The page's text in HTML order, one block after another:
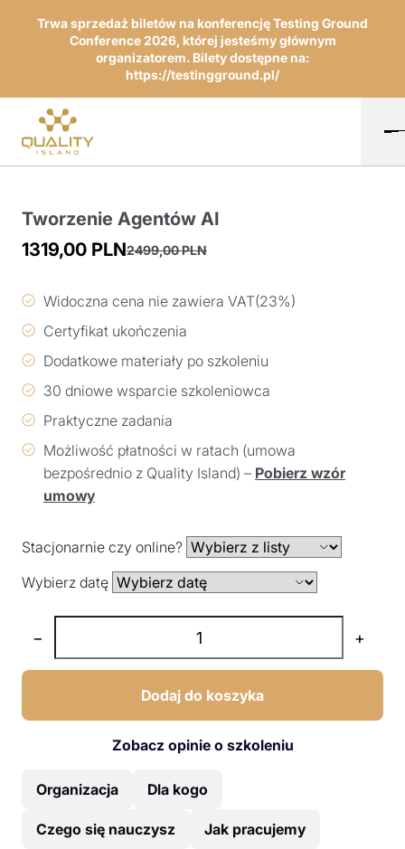
Trwa sprzedaż biletów na konferencję Testing Ground
Conference 2026, której jesteśmy głównym
organizatorem. Bilety dostępne na:
https://testingground.pl/
Tworzenie Agentów AI
2499,00PLN
cena
2499,00 PLN.
1319,00 PLN
cena
1319,00 PLN.
Widoczna cena nie zawiera VAT(23%)
Certyfikat ukończenia
Dodatkowe materiały po szkoleniu
30 dniowe wsparcie szkoleniowca
Praktyczne zadania
Możliwość płatności w ratach (umowa
bezpośrednio z Quality Island) – Pobierz wzór
umowy
Stacjonarnie czy online?
Wybierz datę
− +
Dodaj do koszyka
Zobacz opinie o szkoleniu
Organizacja Dla kogo
Czego się nauczysz Jak pracujemy